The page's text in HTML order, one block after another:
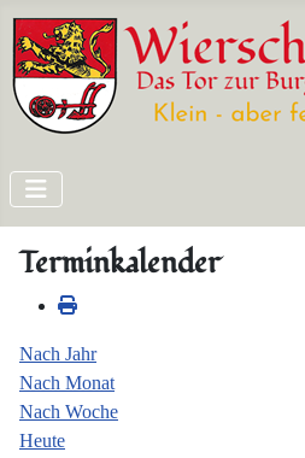
Terminkalender
Nach Jahr
Nach Monat
Nach Woche
Heute